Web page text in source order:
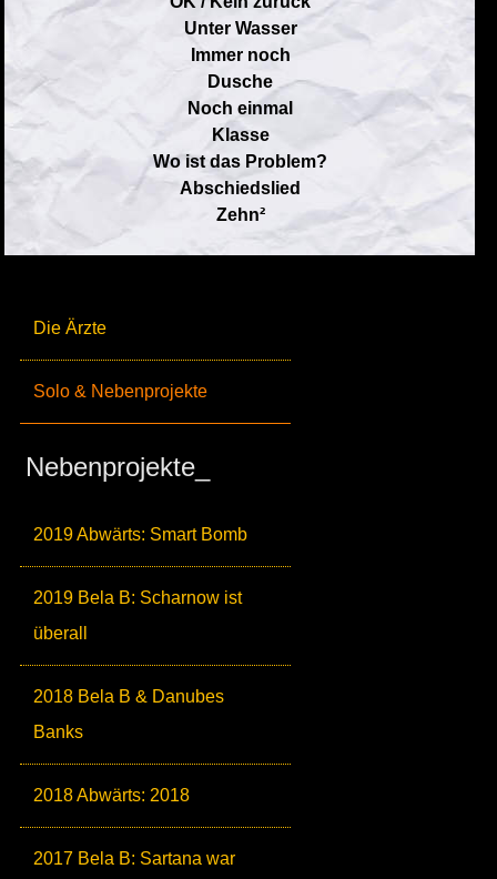
Die Ärzte
Solo & Nebenprojekte
Nebenprojekte_
2019 Abwärts: Smart Bomb
2019 Bela B: Scharnow ist
überall
2018 Bela B & Danubes
Banks
2018 Abwärts: 2018
2017 Bela B: Sartana war
Unter Wasser
Immer noch
Dusche
Noch einmal
Klasse
Wo ist das Problem?
Abschiedslied
Zehn²